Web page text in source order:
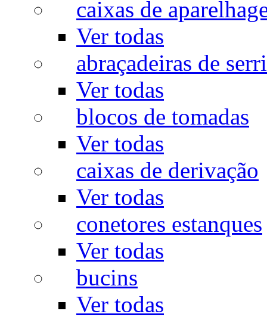
caixas de
Ver todas
abraçadeiras de
Ver todas
blocos de tomadas
Ver todas
caixas de derivação
Ver todas
conetores estanques
Ver todas
bucins
Ver todas